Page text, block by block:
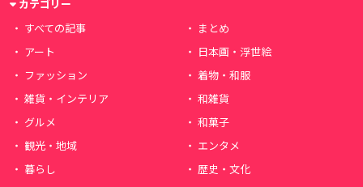
カテゴリー
すべての記事
まとめ
アート
日本画・浮世絵
ファッション
着物・和服
雑貨・インテリア
和雑貨
グルメ
和菓子
観光・地域
エンタメ
暮らし
歴史・文化